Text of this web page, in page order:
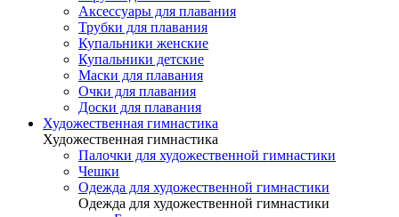
Аксессуары для плавания
Трубки для плавания
Купальники женские
Купальники детские
Маски для плавания
Очки для плавания
Доски для плавания
Художественная гимнастика
Художественная гимнастика
Палочки для художественной гимнастики
Чешки
Одежда для художественной гимнастики
Одежда для художественной гимнастики